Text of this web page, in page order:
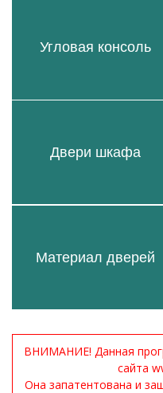
Угловая консоль
Двери шкафа
Материал дверей
ВНИМАНИЕ! Данная
сайта
Она запатентована и